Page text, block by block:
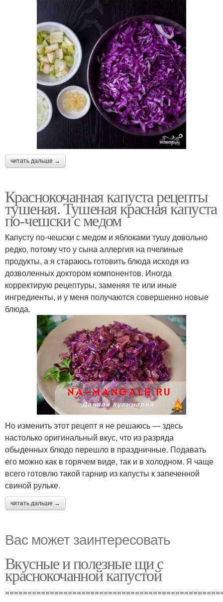
читать дальше →
Краснокочанная капуста рецепты
тушеная. Тушеная красная капуста
по-чешски с медом
Капусту по-чешски с медом и яблоками тушу довольно
редко, потому что у сына аллергия на пчелиные
продукты, а я стараюсь готовить блюда исходя из
дозволенных доктором компонентов. Иногда
корректирую рецептуры, заменяя те или иные
ингредиенты, и у меня получаются совершенно новые
блюда.
Но изменить этот рецепт я не решаюсь — здесь
настолько оригинальный вкус, что из разряда
обыденных блюдо перешло в праздничные. Подавать
его можно как в горячем виде, так и в холодном. Я чаще
всего готовлю такой гарнир из капусты к запеченной
свиной рульке.
читать дальше →
Вас может заинтересовать
Вкусные и полезные щи с
краснокочанной капустой